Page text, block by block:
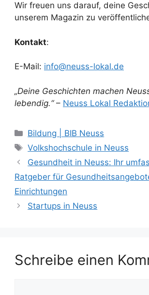
Wir freuen uns darauf, deine
unserem Magazin zu
Kontakt:
E-Mail: info@neuss-lokal.de
„Deine Geschichten machen
lebendig.“– Neuss Lokal
Kategorien
Bildung | BIB Neuss
Schlagwörter
Volkshochschule in Neuss
Gesundheit in Neuss: Ihr
Ratgeber für
Einrichtungen
Startups in Neuss
Schreibe einen